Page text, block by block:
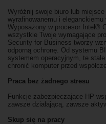
Wyróżnij swoje biuro lub
wyrafinowanemu i
Wyposażony w procesor Intel®
wszystkie Twoje wymagające
Security for Business tworzy
odporną ochronę. Od systemu
systemem operacyjnym, te
chronić komputer przed
Praca bez żadnego stresu
Funkcje zabezpieczające HP
zawsze działającą, zawsze
Skup się na pracy